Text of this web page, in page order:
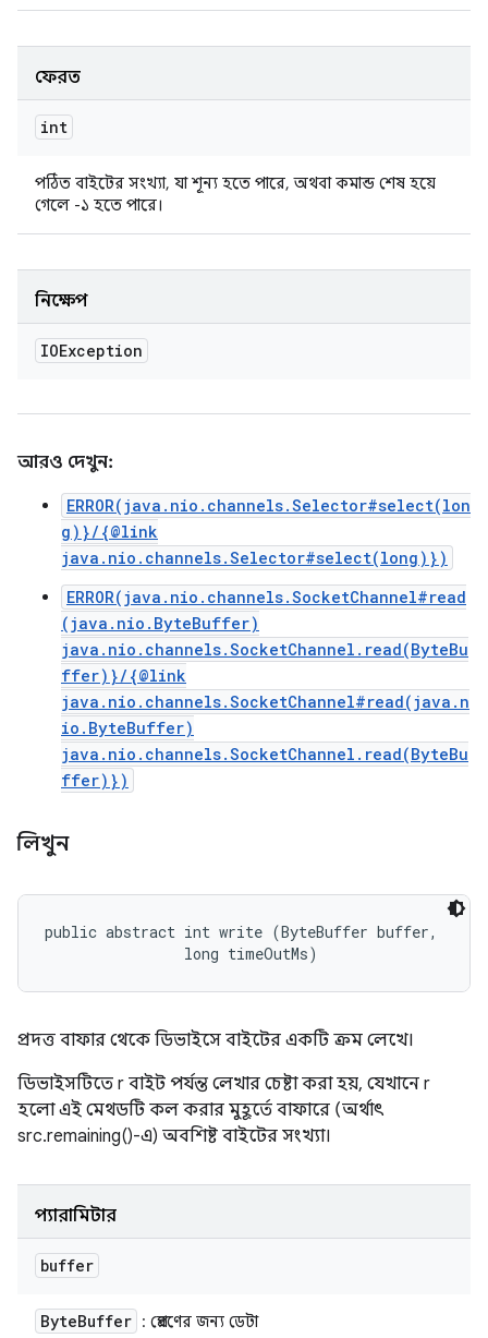
ফেরত
int
পঠিত বাইটের সংখ্যা, যা শূন্য হতে পারে, অথবা কমান্ড শেষ হয়ে
গেলে -১ হতে পারে।
নিক্ষেপ
IOException
আরও দেখুন:
ERROR(java.nio.channels.Selector#select(lon
g)}/{@link
java.nio.channels.Selector#select(long)})
ERROR(java.nio.channels.SocketChannel#read
(java.nio.ByteBuffer)
java.nio.channels.SocketChannel.read(ByteBu
ffer)}/{@link
java.nio.channels.SocketChannel#read(java.n
io.ByteBuffer)
java.nio.channels.SocketChannel.read(ByteBu
ffer)})
লিখুন
public abstract int write (ByteBuffer buffer,
                long timeOutMs)
প্রদত্ত বাফার থেকে ডিভাইসে বাইটের একটি ক্রম লেখে।
ডিভাইসটিতে r বাইট পর্যন্ত লেখার চেষ্টা করা হয়, যেখানে r
হলো এই মেথডটি কল করার মুহূর্তে বাফারে (অর্থাৎ
src.remaining()-এ) অবশিষ্ট বাইটের সংখ্যা।
প্যারামিটার
buffer
ByteBuffer : প্রেরণের জন্য ডেটা